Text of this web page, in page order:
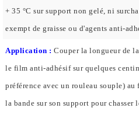
+ 35 °C sur support non gelé, ni
exempt de graisse ou d'agents anti-
Application : Couper la longueur de
le film anti-adhésif sur quelques
préférence avec un rouleau souple)
la bande sur son support pour chasser